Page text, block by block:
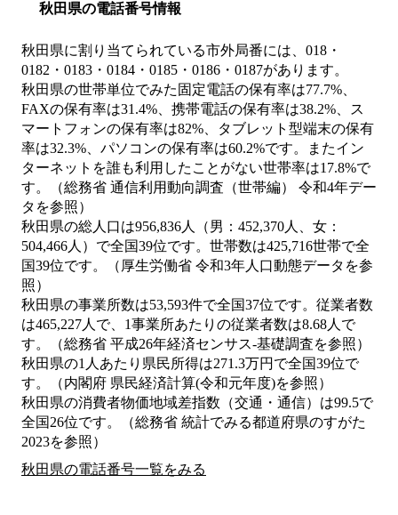
秋田県の電話番号情報
秋田県に割り当てられている市外局番には、018・
0182・0183・0184・0185・0186・0187があります。
秋田県の世帯単位でみた固定電話の保有率は77.7%、
FAXの保有率は31.4%、携帯電話の保有率は38.2%、ス
マートフォンの保有率は82%、タブレット型端末の保有
率は32.3%、パソコンの保有率は60.2%です。またイン
ターネットを誰も利用したことがない世帯率は17.8%で
す。（総務省 通信利用動向調査（世帯編） 令和4年デー
タを参照）
秋田県の総人口は956,836人（男：452,370人、女：
504,466人）で全国39位です。世帯数は425,716世帯で全
国39位です。（厚生労働省 令和3年人口動態データを参
照）
秋田県の事業所数は53,593件で全国37位です。従業者数
は465,227人で、1事業所あたりの従業者数は8.68人で
す。（総務省 平成26年経済センサス‐基礎調査を参照）
秋田県の1人あたり県民所得は271.3万円で全国39位で
す。（内閣府 県民経済計算(令和元年度)を参照）
秋田県の消費者物価地域差指数（交通・通信）は99.5で
全国26位です。（総務省 統計でみる都道府県のすがた
2023を参照）
秋田県の電話番号一覧をみる